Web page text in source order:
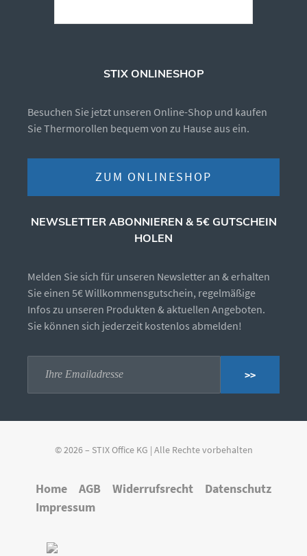
STIX ONLINESHOP
Besuchen Sie jetzt unseren Online-Shop und kaufen
Sie Thermorollen bequem von zu Hause aus ein.
ZUM ONLINESHOP
NEWSLETTER ABONNIEREN & 5€ GUTSCHEIN
HOLEN
Melden Sie sich für unseren Newsletter an & erhalten
Sie einen 5€ Willkommensgutschein, regelmäßige
Infos zu unseren Produkten & aktuellen Angeboten.
Sie können sich jederzeit kostenlos abmelden!
>>
© 2026 – STIX Office KG | Alle Rechte vorbehalten
Home AGB Widerrufsrecht
Datenschutz
Impressum